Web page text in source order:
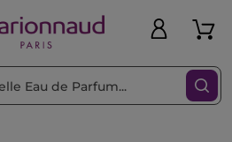
Filtrovať